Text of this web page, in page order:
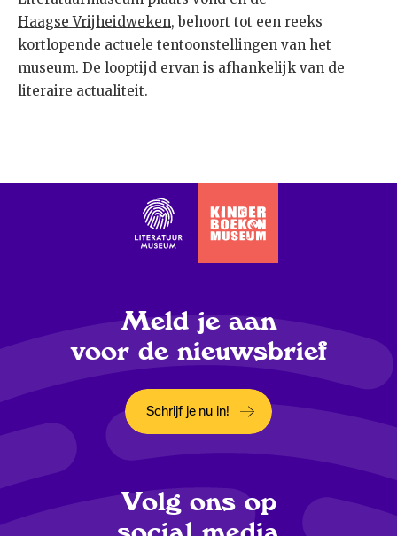
Haagse Vrijheidweken, behoort tot een reeks
kortlopende actuele tentoonstellingen van het
museum. De looptijd ervan is afhankelijk van de
literaire actualiteit.
Meld je aan
voor de nieuwsbrief
Opent in een nieuw tabblad
Schrijf je nu in!
Volg ons op